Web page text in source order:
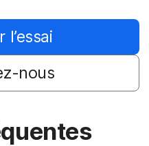
l’essai
nous